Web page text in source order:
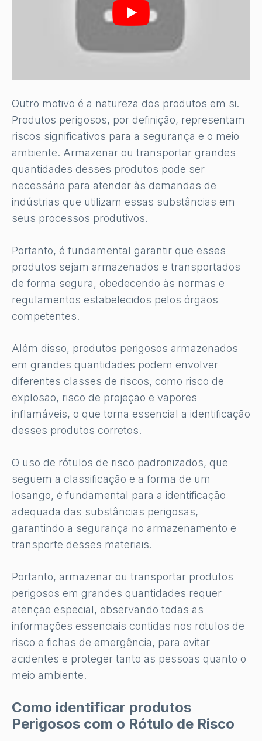
Outro motivo é a natureza dos produtos em si.
Produtos perigosos, por definição, representam
riscos significativos para a segurança e o meio
ambiente. Armazenar ou transportar grandes
quantidades desses produtos pode ser
necessário para atender às demandas de
indústrias que utilizam essas substâncias em
seus processos produtivos.
Portanto, é fundamental garantir que esses
produtos sejam armazenados e transportados
de forma segura, obedecendo às normas e
regulamentos estabelecidos pelos órgãos
competentes.
Além disso, produtos perigosos armazenados
em grandes quantidades podem envolver
diferentes classes de riscos, como risco de
explosão, risco de projeção e vapores
inflamáveis, o que torna essencial a identificação
desses produtos corretos.
O uso de rótulos de risco padronizados, que
seguem a classificação e a forma de um
losango, é fundamental para a identificação
adequada das substâncias perigosas,
garantindo a segurança no armazenamento e
transporte desses materiais.
Portanto, armazenar ou transportar produtos
perigosos em grandes quantidades requer
atenção especial, observando todas as
informações essenciais contidas nos rótulos de
risco e fichas de emergência, para evitar
acidentes e proteger tanto as pessoas quanto o
meio ambiente.
Como identificar produtos
Perigosos com o Rótulo de Risco